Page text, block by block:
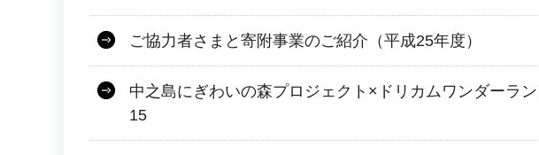
ご協力者さまと寄附事業のご紹介（平成25年度）
中之島にぎわいの森プロジェクト×ドリカムワンダーラ
15